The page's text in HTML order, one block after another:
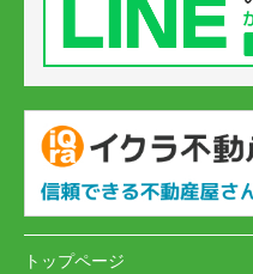
トップページ